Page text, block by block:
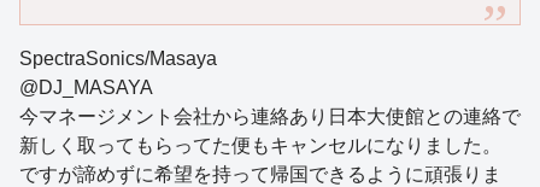
SpectraSonics/Masaya
@DJ_MASAYA
今マネージメント会社から連絡あり日本大使館との連絡で
新しく取ってもらってた便もキャンセルになりました。
ですが諦めずに希望を持って帰国できるように頑張りま